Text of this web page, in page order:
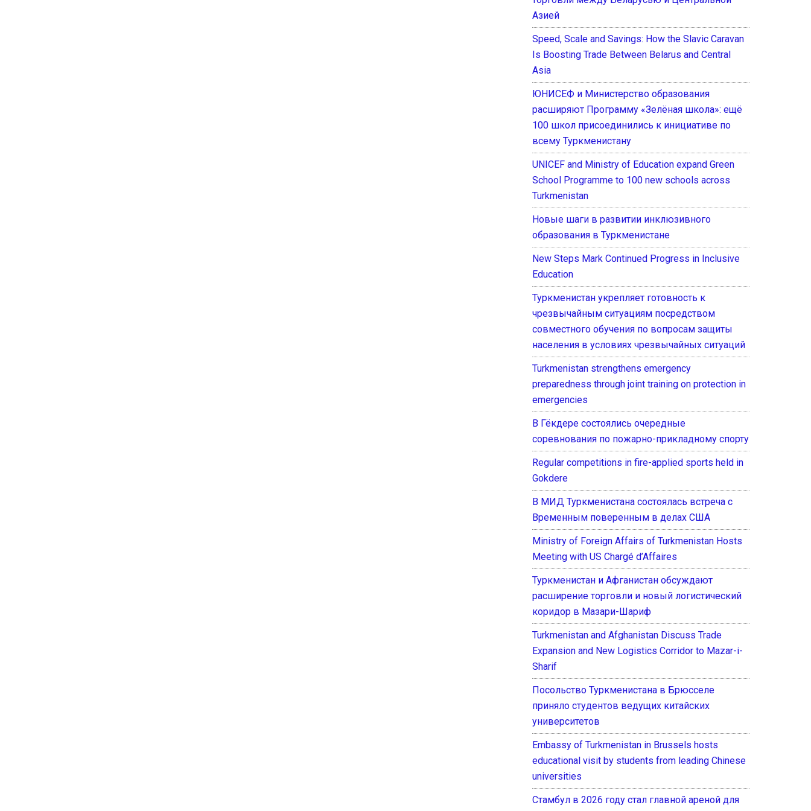
Азией
Speed, Scale and Savings: How the Slavic Caravan
Is Boosting Trade Between Belarus and Central
Asia
ЮНИСЕФ и Министерство образования
расширяют Программу «Зелёная школа»: ещё
100 школ присоединились к инициативе по
всему Туркменистану
UNICEF and Ministry of Education expand Green
School Programme to 100 new schools across
Turkmenistan
Новые шаги в развитии инклюзивного
образования в Туркменистане
New Steps Mark Continued Progress in Inclusive
Education
Туркменистан укрепляет готовность к
чрезвычайным ситуациям посредством
совместного обучения по вопросам защиты
населения в условиях чрезвычайных ситуаций
Turkmenistan strengthens emergency
preparedness through joint training on protection in
emergencies
В Гёкдере состоялись очередные
соревнования по пожарно-прикладному спорту
Regular competitions in fire-applied sports held in
Gokdere
В МИД Туркменистана состоялась встреча с
Временным поверенным в делах США
Ministry of Foreign Affairs of Turkmenistan Hosts
Meeting with US Chargé d’Affaires
Туркменистан и Афганистан обсуждают
расширение торговли и новый логистический
коридор в Мазари-Шариф
Turkmenistan and Afghanistan Discuss Trade
Expansion and New Logistics Corridor to Mazar-i-
Sharif
Посольство Туркменистана в Брюсселе
приняло студентов ведущих китайских
университетов
Embassy of Turkmenistan in Brussels hosts
educational visit by students from leading Chinese
universities
Стамбул в 2026 году стал главной ареной для